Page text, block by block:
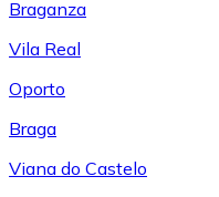
Braganza
Vila Real
Oporto
Braga
Viana do Castelo